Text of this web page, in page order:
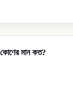
মান কত?